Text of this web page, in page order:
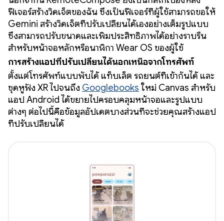
ฟีเจอร์สร้างวิดเจ็ตของฉัน ซึ่งเป็นฟีเจอร์ที่ผู้ใช้สามารถขอให้
Gemini สร้างวิดเจ็ตที่ปรับเปลี่ยนได้เองอย่างเต็มรูปแบบ
ซึ่งสามารถปรับขนาดและเพิ่มประสิทธิภาพได้อย่างราบรื่น
สำหรับหน้าจอหลักหรือนาฬิกา Wear OS ของผู้ใช้
การสร้างแอปที่ปรับเปลี่ยนได้นอกเหนือจากโทรศัพท์
ตั้งแต่โทรศัพท์แบบพับได้ แท็บเล็ต รถยนต์ที่เข้ากันได้ และ
ชุดหูฟัง XR ไปจนถึง Googlebooks ใหม่ Canvas สำหรับ
แอป Android ได้ขยายไปครอบคลุมหน้าจอและรูปแบบ
ต่างๆ ต่อไปนี้คือข้อมูลอัปเดตบางส่วนที่จะช่วยคุณสร้างแอป
ที่ปรับเปลี่ยนได้